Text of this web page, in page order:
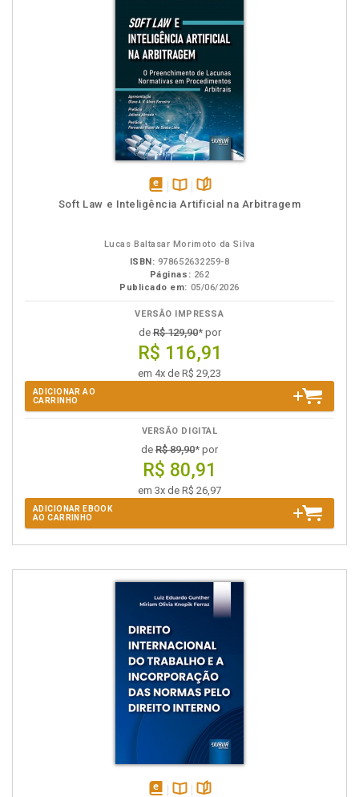
disponívelDisponível
páginas
Soft Law e Inteligência Artificial na Arbitragem
Lucas Baltasar Morimoto da Silva
ISBN: 978652632259-8
Páginas: 262
Publicado em: 05/06/2026
VERSÃO IMPRESSA
deR$ 129,90* por
R$ 116,91
em 4x de R$ 29,23
ADICIONAR AO
CARRINHO
VERSÃO DIGITAL
de R$ 89,90* por
R$ 80,91
em 3x de R$ 26,97
ADICIONAR EBOOK
AO CARRINHO